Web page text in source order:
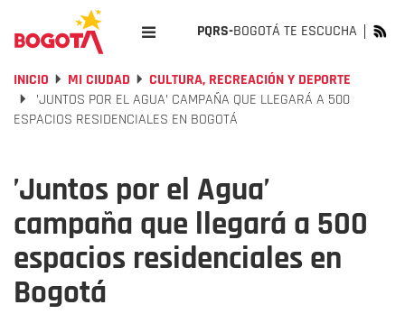
PQRS-BOGOTÁ TE ESCUCHA
INICIO MI CIUDAD
CULTURA, RECREACIÓN Y DEPORTE
’JUNTOS POR EL AGUA’ CAMPAÑA QUE LLEGARÁ A 500
ESPACIOS RESIDENCIALES EN BOGOTÁ
’Juntos por el Agua’
campaña que llegará a 500
espacios residenciales en
Bogotá